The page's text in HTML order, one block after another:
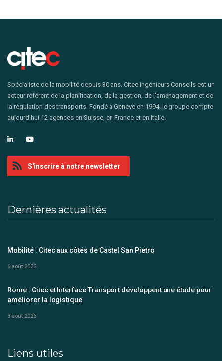
Spécialiste de la mobilité depuis 30 ans. Citec Ingénieurs Conseils est un
acteur référent de la planification, de la gestion, de l’aménagement et de
la régulation des transports. Fondé à Genève en 1994, le groupe compte
aujourd’hui 12 agences en Suisse, en France et en Italie.
S'inscrire à notre newsletter
Dernières actualités
Mobilité : Citec aux côtés de Castel San Pietro
6 août 2026
Rome : Citec et Interface Transport développent une étude pour
améliorer la logistique
3 août 2026
Liens utiles